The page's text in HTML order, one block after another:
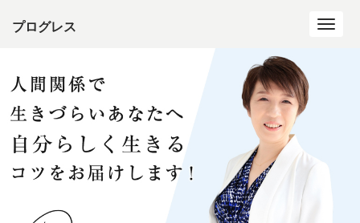
プログレス